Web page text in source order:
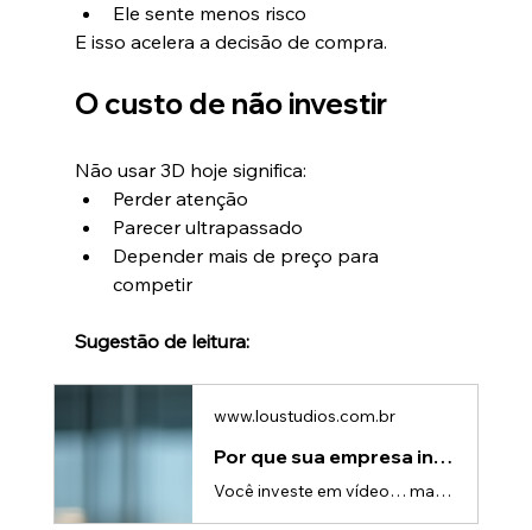
Ele sente menos risco
E isso acelera a decisão de compra.
O custo de não investir
Não usar 3D hoje significa:
Perder atenção
Parecer ultrapassado
Depender mais de preço para
competir
Sugestão de leitura:
www.loustudios.com.br
Por que sua empresa investe em vídeo e não vê resultado
Você investe em vídeo… mas ele não vendeSe sua empresa já produziu vídeos e não viu retorno, você não está sozinho.Muitas empresas enfrentam o mesmo cenário: • O vídeo fica bonito • Recebe algumas visualizações • Mas não gera leads nem vendasE então vem a dúvida:“Será que vídeo realmente funciona?”A resposta é: funciona — quando é feito da forma certa.O problema não é o vídeo. É a estratégiaA maioria dos vídeos falha por um motivo simples:Eles foram feitos para parecer bons, não para vender.Sem